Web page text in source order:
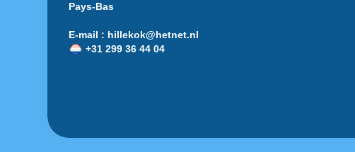
Pays-Bas
E-mail : hillekok@hetnet.nl
+31 299 36 44 04